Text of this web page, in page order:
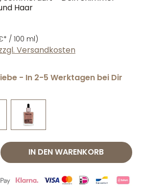
Haar
/ 100 ml)
Versandkosten
- In 2-5 Werktagen bei Dir
Gib den
IN DEN WARENKORB